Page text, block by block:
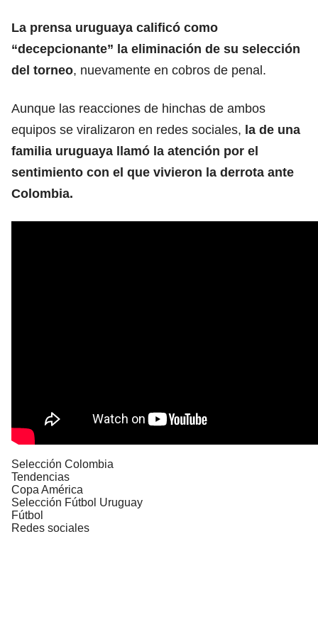
La prensa uruguaya calificó como
“decepcionante” la eliminación de su selección
del torneo, nuevamente en cobros de penal.
Aunque las reacciones de hinchas de ambos
equipos se viralizaron en redes sociales, la de una
familia uruguaya llamó la atención por el
sentimiento con el que vivieron la derrota ante
Colombia.
Selección Colombia
Tendencias
Copa América
Selección Fútbol Uruguay
Fútbol
Redes sociales